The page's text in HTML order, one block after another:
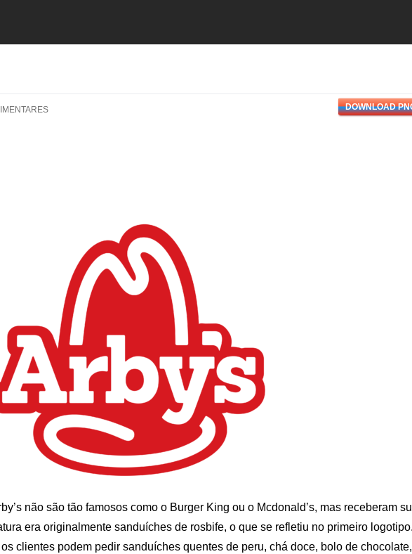
DOWNLOAD
não são tão famosos como o Burger King ou o Mcdonald’s, mas receberam
era originalmente sanduíches de rosbife, o que se refletiu no primeiro
clientes podem pedir sanduíches quentes de peru, chá doce, bolo de chocolate,